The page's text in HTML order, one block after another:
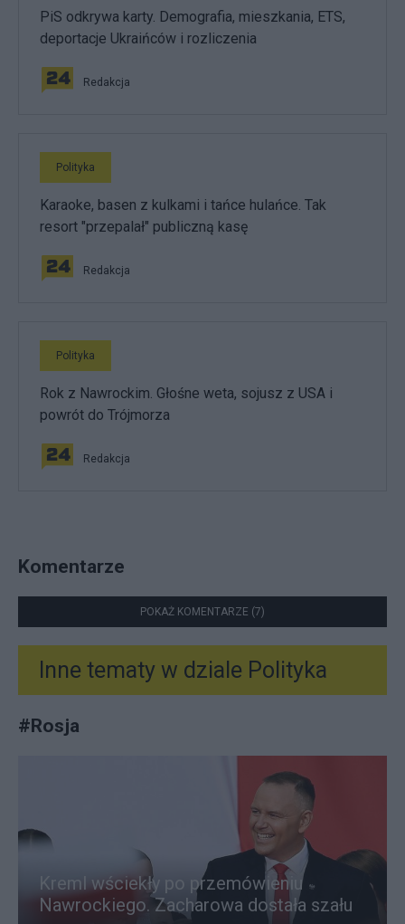
PiS odkrywa karty. Demografia, mieszkania, ETS,
deportacje Ukraińców i rozliczenia
Redakcja
Polityka
Karaoke, basen z kulkami i tańce hulańce. Tak
resort "przepalał" publiczną kasę
Redakcja
Polityka
Rok z Nawrockim. Głośne weta, sojusz z USA i
powrót do Trójmorza
Redakcja
Komentarze
POKAŻ KOMENTARZE (7)
Inne tematy w dziale Polityka
#Rosja
Kreml wściekły po przemówieniu
Nawrockiego. Zacharowa dostała szału